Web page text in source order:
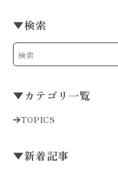
▼検索
▼カテゴリ一覧
TOPICS
▼新着記事